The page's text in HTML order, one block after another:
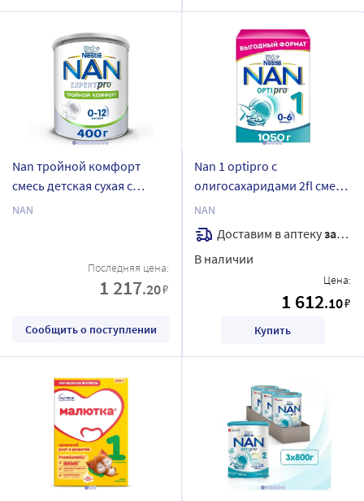
Nan тройной комфорт
смесь детская сухая с
рождения 400 гр
NAN
Последняя цена:
1 217.20₽
Сообщить о поступлении
Nan 1 optipro с
олигосахаридами 2fl смесь
детская сухая с рождения
1050 гр
NAN
Доставим в аптекузавтра
В наличии
Цена:
1 612.10₽
Купить